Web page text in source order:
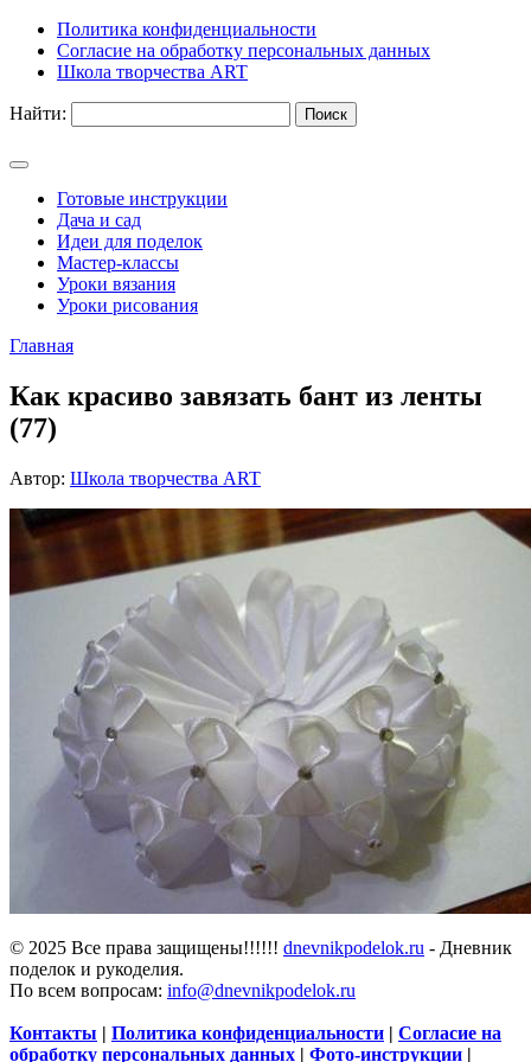
Политика конфиденциальности
Согласие на обработку персональных данных
Школа творчества ART
Найти:
Готовые инструкции
Дача и сад
Идеи для поделок
Мастер-классы
Уроки вязания
Уроки рисования
Главная
Как красиво завязать бант из ленты
(77)
Автор: Школа творчества ART
© 2025 Все права защищены!!!!!! dnevnikpodelok.ru - Дневник
поделок и рукоделия.
По всем вопросам: info@dnevnikpodelok.ru
Контакты | Политика конфиденциальности | Согласие на
обработку персональных данных | Фото-инструкции |